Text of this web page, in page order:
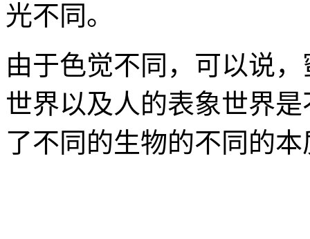
光不同。
由于色觉不同，可以说
世界以及人的表象世界
了不同的生物的不同的